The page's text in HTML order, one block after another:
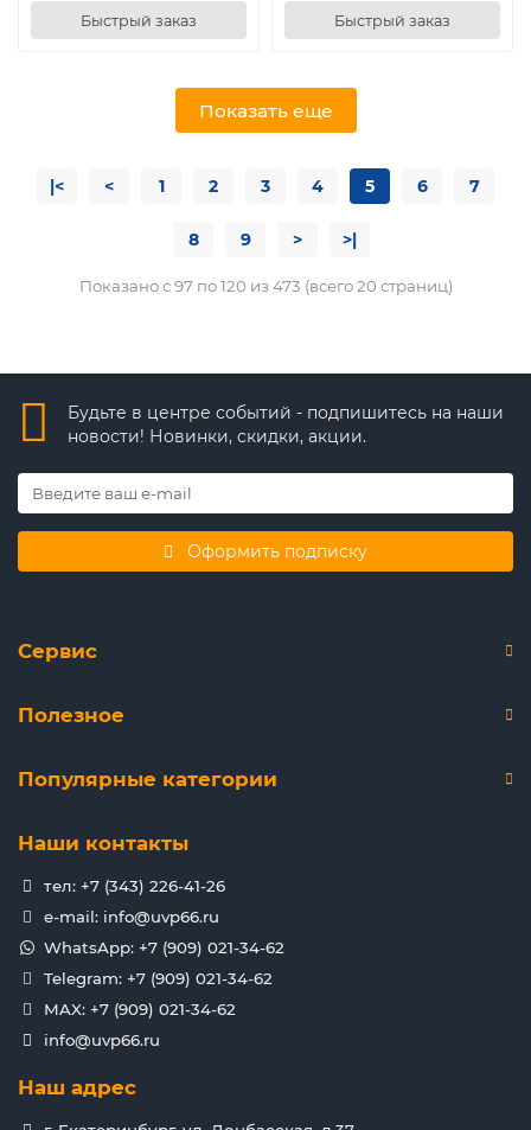
Быстрый заказ Быстрый заказ
Показать еще
|< < 1 2 3 4 5 6 7
8 9 > >|
Показано с 97 по 120 из 473 (всего 20 страниц)
Будьте в центре событий - подпишитесь на наши
новости! Новинки, скидки, акции.
Оформить подписку
Сервис
Полезное
Популярные категории
Наши контакты
тел: +7 (343) 226-41-26
e-mail: info@uvp66.ru
WhatsApp: +7 (909) 021-34-62
Telegram: +7 (909) 021-34-62
MAX: +7 (909) 021-34-62
info@uvp66.ru
Наш адрес